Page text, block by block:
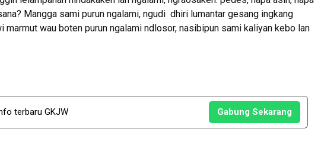
Mangga sami purun ngalami, ngudi dhiri lumantar gesang ingkang
wau boten purun ngalami ndlosor, nasibipun sami kaliyan kebo lan
terbaru GKJW Gabung Sekarang